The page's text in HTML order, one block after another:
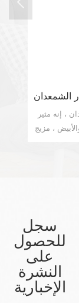
النحاس الأبيض بلوري الزجاج العالم الجدار الشمعدان
حديث الجدار
للإعجاب لغرفة
سجل
للحصول
على
النشرة
الإخبارية